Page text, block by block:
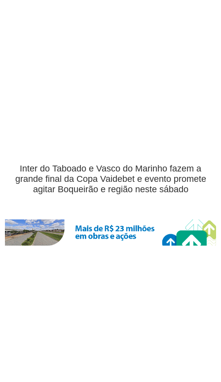
Inter do Taboado e Vasco do Marinho fazem a
grande final da Copa Vaidebet e evento promete
agitar Boqueirão e região neste sábado